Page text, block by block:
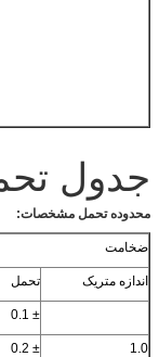
جدول
محدوده تحمل مشخصات:
ضخامت
اندازه متریک تحمل
± 0.1
1.0
± 0.2